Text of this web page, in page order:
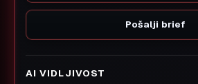
Pošalji brief
AI VIDLJIVOST